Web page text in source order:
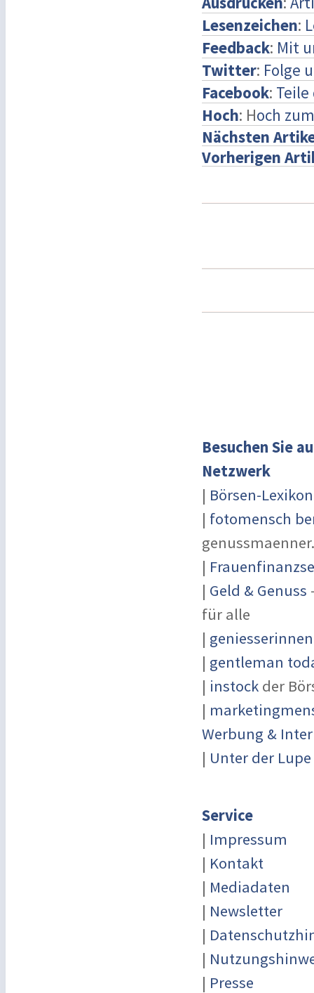
Lesenzeichen:
Feedback: Mit
Twitter: Folge
Facebook:
Hoch: Hoch
Nächsten
Vorherigen
Besuchen Sie
Netzwerk
| Börsen-Lexikon
| fotomensch
|
| Geld & Genuss
für alle
|
| gentleman
| instock der
|
Werbung &
| Unter der Lupe
Service
| Impressum
| Kontakt
| Mediadaten
| Newsletter
|
|
| Presse